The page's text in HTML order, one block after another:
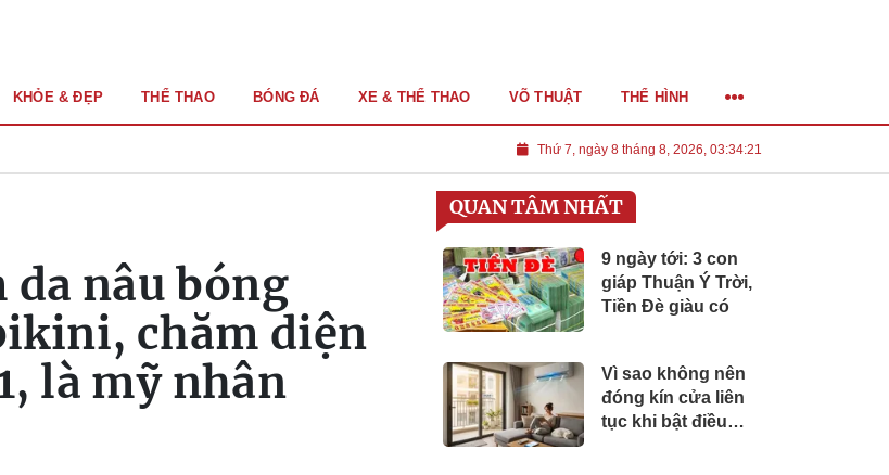
Thứ 7, ngày 8 tháng 8, 2026, 03:34:23
KHỎE & ĐẸP THỂ THAO BÓNG ĐÁ XE & THỂ THAO VÕ THUẬT THỂ HÌNH
da nâu bóng
chăm diện
là mỹ nhân
QUAN TÂM NHẤT
9 ngày tới: 3 con
giáp Thuận Ý Trời,
Tiền Đè giàu có
Vì sao không nên
đóng kín cửa liên
tục khi bật điều